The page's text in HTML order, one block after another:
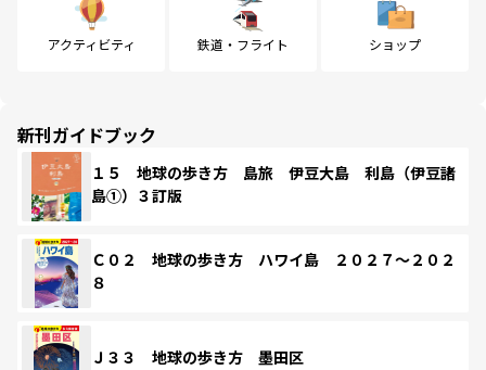
アクティビティ 鉄道・フライト ショップ
新刊ガイドブック
１５ 地球の歩き方 島旅 伊豆大島 利島（伊豆諸
島①）３訂版
Ｃ０２ 地球の歩き方 ハワイ島 ２０２７～２０２
８
Ｊ３３ 地球の歩き方 墨田区